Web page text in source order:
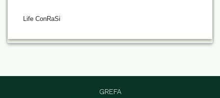
Life ConRaSi
GREFA